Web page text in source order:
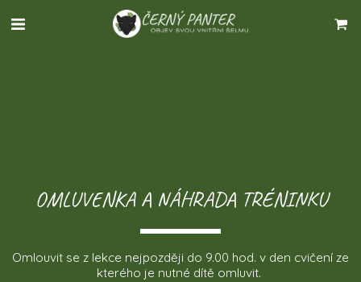
OMLUVENKA A NÁHRADA TRÉNINKU
Omlouvit se z lekce nejpozději do 9.00 hod. v den cvičení ze
kterého je nutné dítě omluvit.